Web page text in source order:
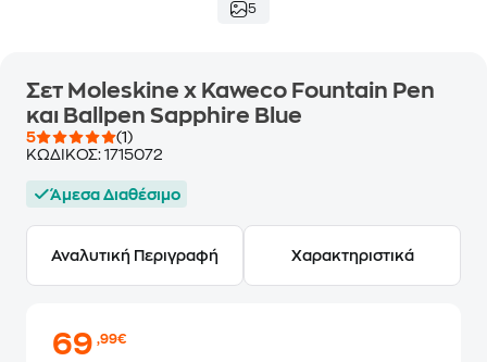
5
Σετ Moleskine x Kaweco Fountain Pen
και Ballpen Sapphire Blue
5
(1)
ΚΩΔΙΚΟΣ: 1715072
Άμεσα Διαθέσιμο
Αναλυτική Περιγραφή Χαρακτηριστικά
69,99€